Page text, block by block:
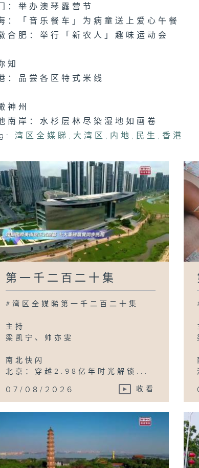
：举办澳琴露营节
：「音乐餐车」为病童送上爱心午餐
合肥：举行「新农人」趣味运动会
知
：品尝各区特式米线
神州
南岸：水杉层林尽染湿地如画卷
湾区全媒睇 , 大湾区 , 内地 , 民生 , 香港
第一千二百二十集
#湾区全媒睇第一千二百二十集
主持
梁凯宁、帅亦雯
南北快闪
北京：穿越2.98亿年时光解锁...
07/08/2026 收看